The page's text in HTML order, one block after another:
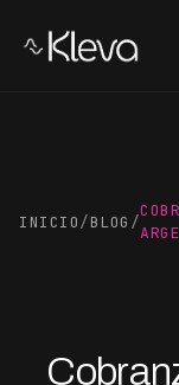
INICIO/BLOG /